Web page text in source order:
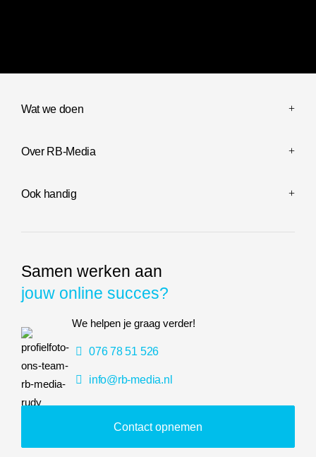
Samen werken aan
jouw online succes?
We helpen je graag verder!
076 78 51 526
info@rb-media.nl
Contact opnemen
Wat we doen
Over RB-Media
Ook handig